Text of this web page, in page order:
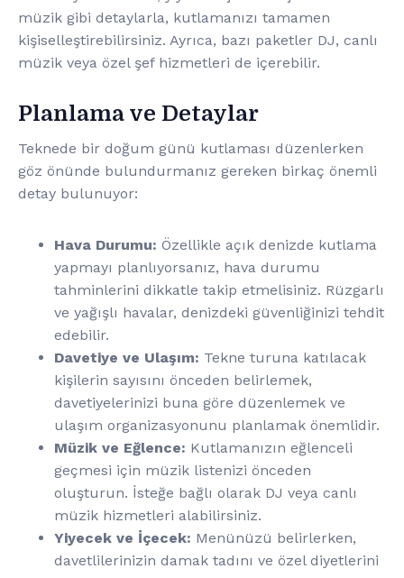
müzik gibi detaylarla, kutlamanızı tamamen
kişiselleştirebilirsiniz. Ayrıca, bazı paketler DJ, canlı
müzik veya özel şef hizmetleri de içerebilir.
Planlama ve Detaylar
Teknede bir doğum günü kutlaması düzenlerken
göz önünde bulundurmanız gereken birkaç önemli
detay bulunuyor:
Hava Durumu: Özellikle açık denizde kutlama
yapmayı planlıyorsanız, hava durumu
tahminlerini dikkatle takip etmelisiniz. Rüzgarlı
ve yağışlı havalar, denizdeki güvenliğinizi tehdit
edebilir.
Davetiye ve Ulaşım: Tekne turuna katılacak
kişilerin sayısını önceden belirlemek,
davetiyelerinizi buna göre düzenlemek ve
ulaşım organizasyonunu planlamak önemlidir.
Müzik ve Eğlence: Kutlamanızın eğlenceli
geçmesi için müzik listenizi önceden
oluşturun. İsteğe bağlı olarak DJ veya canlı
müzik hizmetleri alabilirsiniz.
Yiyecek ve İçecek: Menünüzü belirlerken,
davetlilerinizin damak tadını ve özel diyetlerini